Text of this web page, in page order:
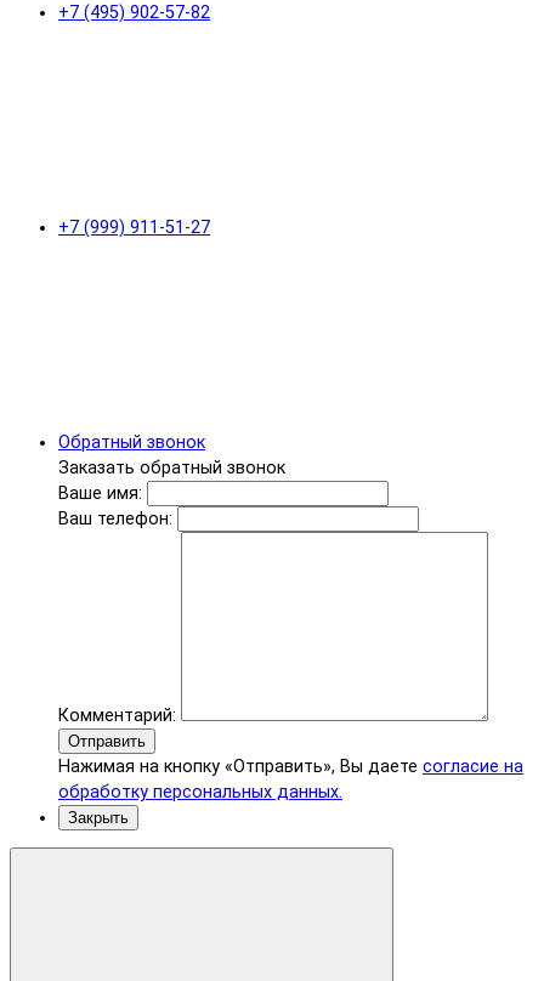
+7 (495) 902-57-82
+7 (999) 911-51-27
Обратный звонок
Заказать обратный звонок
Ваше имя:
Ваш телефон:
Комментарий:
Отправить
Нажимая на кнопку «Отправить», Вы даете согласие на
обработку персональных данных.
Закрыть